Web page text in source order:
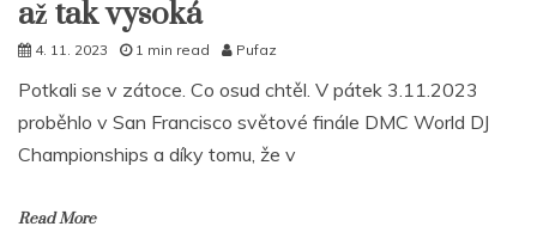
až tak vysoká
4. 11. 2023 1 min read Pufaz
Potkali se v zátoce. Co osud chtěl. V pátek 3.11.2023
proběhlo v San Francisco světové finále DMC World DJ
Championships a díky tomu, že v
Read More